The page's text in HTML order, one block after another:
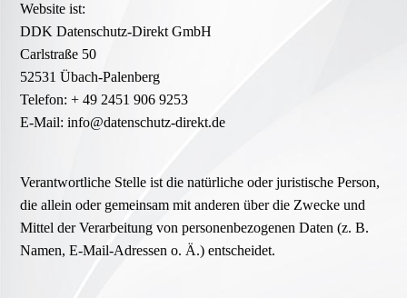
Website ist:
DDK Datenschutz-Direkt GmbH
Carlstraße 50
52531 Übach-Palenberg
Telefon: + 49 2451 906 9253
E-Mail: info@datenschutz-direkt.de
Verantwortliche Stelle ist die natürliche oder juristische Person,
die allein oder gemeinsam mit anderen über die Zwecke und
Mittel der Verarbeitung von personenbezogenen Daten (z. B.
Namen, E-Mail-Adressen o. Ä.) entscheidet.